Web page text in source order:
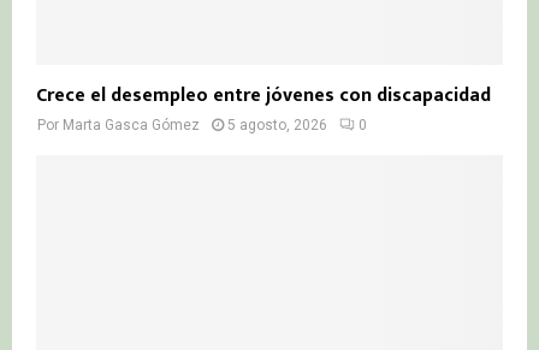
Crece el desempleo entre jóvenes con discapacidad
Por Marta Gasca Gómez 5 agosto, 2026 0